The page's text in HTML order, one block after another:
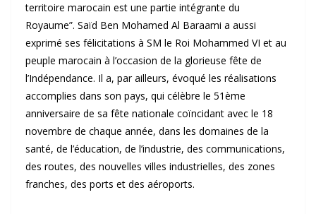
territoire marocain est une partie intégrante du
Royaume”. Saïd Ben Mohamed Al Baraami a aussi
exprimé ses félicitations à SM le Roi Mohammed VI et au
peuple marocain à l’occasion de la glorieuse fête de
l’Indépendance. Il a, par ailleurs, évoqué les réalisations
accomplies dans son pays, qui célèbre le 51ème
anniversaire de sa fête nationale coïncidant avec le 18
novembre de chaque année, dans les domaines de la
santé, de l’éducation, de l’industrie, des communications,
des routes, des nouvelles villes industrielles, des zones
franches, des ports et des aéroports.